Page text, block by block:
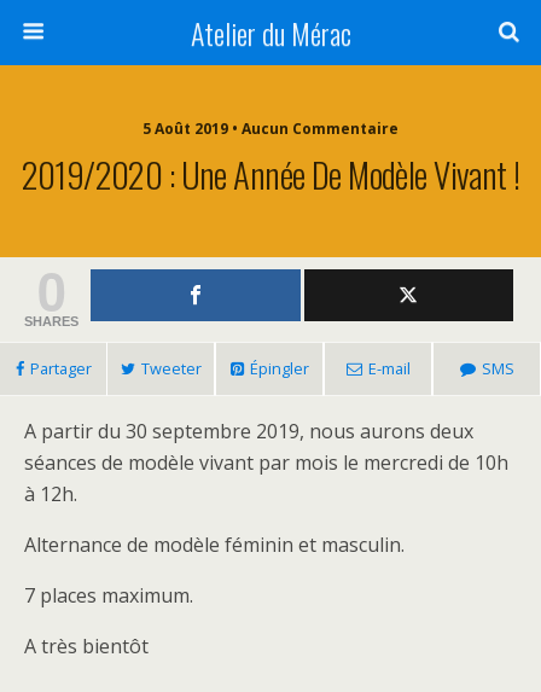
Atelier du Mérac
5 Août 2019 • Aucun Commentaire
2019/2020 : Une Année De Modèle Vivant !
0
SHARES
Partager Tweeter Épingler E-mail SMS
A partir du 30 septembre 2019, nous aurons deux
séances de modèle vivant par mois le mercredi de 10h
à 12h.
Alternance de modèle féminin et masculin.
7 places maximum.
A très bientôt